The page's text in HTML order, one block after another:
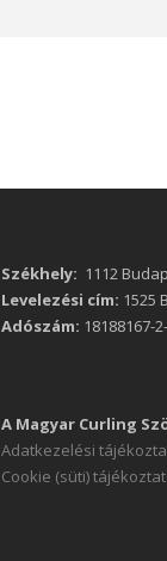
Székhely: 1112
Levelezési cím: 1525
Adószám: 18188167-
A Magyar Curling
Adatkezelési
Cookie (süti)